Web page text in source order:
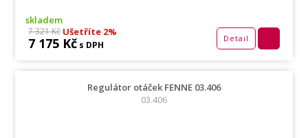
skladem
7 321 KčUšetříte 2%
7 175 Kč s DPH
Detail
Regulátor otáček FENNE 03.406
03.406